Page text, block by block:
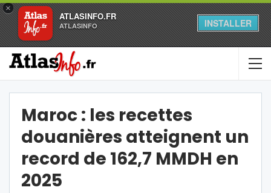
×
ATLASINFO.FR
ATLASINFO INSTALLER
Maroc : les recettes
douanières atteignent un
record de 162,7 MMDH en
2025